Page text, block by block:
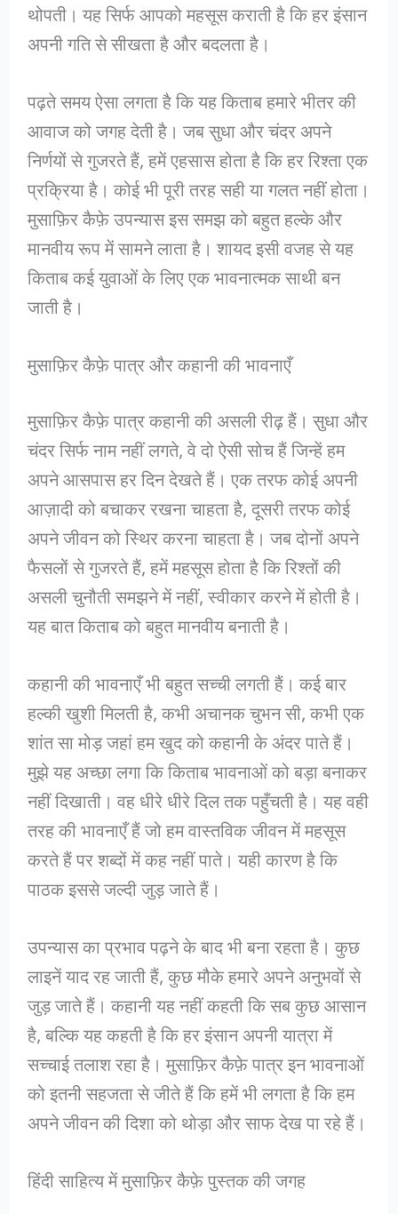
थोपती। यह सिर्फ आपको महसूस कराती है कि हर इंसान
अपनी गति से सीखता है और बदलता है।
पढ़ते समय ऐसा लगता है कि यह किताब हमारे भीतर की
आवाज को जगह देती है। जब सुधा और चंदर अपने
निर्णयों से गुजरते हैं, हमें एहसास होता है कि हर रिश्ता एक
प्रक्रिया है। कोई भी पूरी तरह सही या गलत नहीं होता।
मुसाफ़िर कैफ़े उपन्यास इस समझ को बहुत हल्के और
मानवीय रूप में सामने लाता है। शायद इसी वजह से यह
किताब कई युवाओं के लिए एक भावनात्मक साथी बन
जाती है।
मुसाफ़िर कैफ़े पात्र और कहानी की भावनाएँ
मुसाफ़िर कैफ़े पात्र कहानी की असली रीढ़ हैं। सुधा और
चंदर सिर्फ नाम नहीं लगते, वे दो ऐसी सोच हैं जिन्हें हम
अपने आसपास हर दिन देखते हैं। एक तरफ कोई अपनी
आज़ादी को बचाकर रखना चाहता है, दूसरी तरफ कोई
अपने जीवन को स्थिर करना चाहता है। जब दोनों अपने
फैसलों से गुजरते हैं, हमें महसूस होता है कि रिश्तों की
असली चुनौती समझने में नहीं, स्वीकार करने में होती है।
यह बात किताब को बहुत मानवीय बनाती है।
कहानी की भावनाएँ भी बहुत सच्ची लगती हैं। कई बार
हल्की खुशी मिलती है, कभी अचानक चुभन सी, कभी एक
शांत सा मोड़ जहां हम खुद को कहानी के अंदर पाते हैं।
मुझे यह अच्छा लगा कि किताब भावनाओं को बड़ा बनाकर
नहीं दिखाती। वह धीरे धीरे दिल तक पहुँचती है। यह वही
तरह की भावनाएँ हैं जो हम वास्तविक जीवन में महसूस
करते हैं पर शब्दों में कह नहीं पाते। यही कारण है कि
पाठक इससे जल्दी जुड़ जाते हैं।
उपन्यास का प्रभाव पढ़ने के बाद भी बना रहता है। कुछ
लाइनें याद रह जाती हैं, कुछ मौके हमारे अपने अनुभवों से
जुड़ जाते हैं। कहानी यह नहीं कहती कि सब कुछ आसान
है, बल्कि यह कहती है कि हर इंसान अपनी यात्रा में
सच्चाई तलाश रहा है। मुसाफ़िर कैफ़े पात्र इन भावनाओं
को इतनी सहजता से जीते हैं कि हमें भी लगता है कि हम
अपने जीवन की दिशा को थोड़ा और साफ देख पा रहे हैं।
हिंदी साहित्य में मुसाफ़िर कैफ़े पुस्तक की जगह